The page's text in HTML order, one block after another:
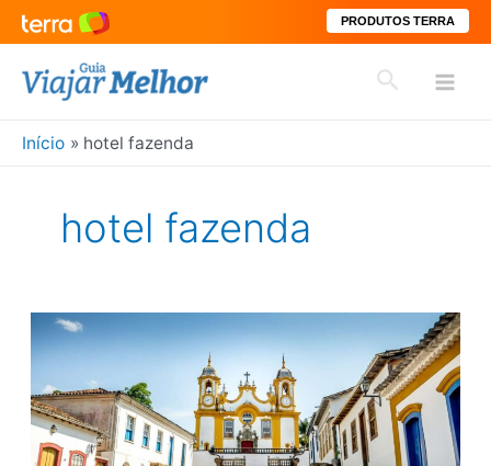
PRODUTOS TERRA
para
conteúdo
Pesquisar
Início hotel fazenda
hotel fazenda